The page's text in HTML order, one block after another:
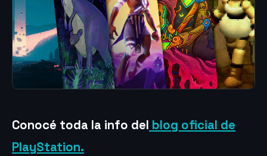
Conocé toda la info del blog oficial de
PlayStation.